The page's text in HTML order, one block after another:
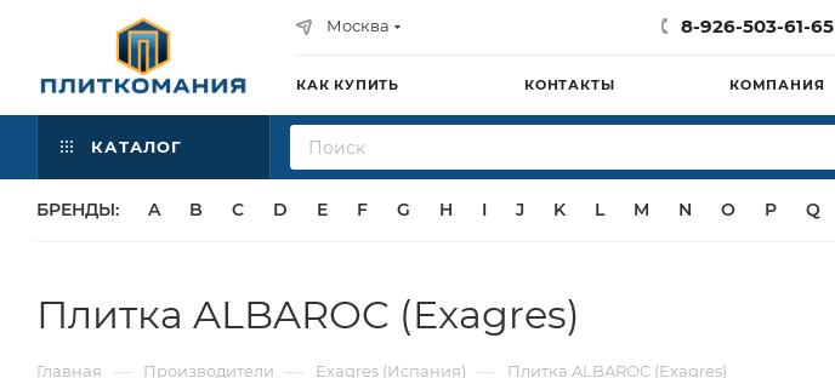
Москва 8-926-503-61-65
КАК КУПИТЬ КОНТАКТЫ КОМПАНИЯ
КАТАЛОГ
БРЕНДЫ: A B C D E F G H I J K L M N O P Q
Плитка ALBAROC (Exagres)
Главная — Производители — Exagres (Испания) — Плитка ALBAROC (Exagres)